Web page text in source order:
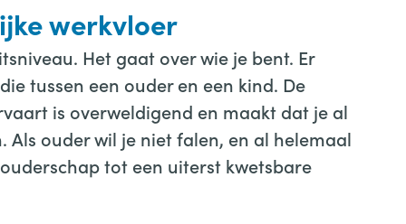
werkvloer
Het gaat over wie je bent. Er
tussen een ouder en een kind. De
is overweldigend en maakt dat je al
ouder wil je niet falen, en al helemaal
tot een uiterst kwetsbare